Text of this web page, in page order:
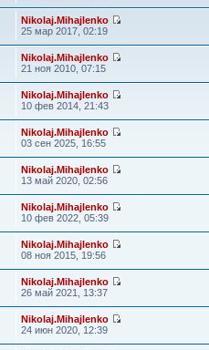
Nikolaj.Mihajlenko
25 мар 2017, 02:19
Nikolaj.Mihajlenko
21 ноя 2010, 07:15
Nikolaj.Mihajlenko
10 фев 2014, 21:43
Nikolaj.Mihajlenko
03 сен 2025, 16:55
Nikolaj.Mihajlenko
13 май 2020, 02:56
Nikolaj.Mihajlenko
10 фев 2022, 05:39
Nikolaj.Mihajlenko
08 ноя 2015, 19:56
Nikolaj.Mihajlenko
26 май 2021, 13:37
Nikolaj.Mihajlenko
24 июн 2020, 12:39